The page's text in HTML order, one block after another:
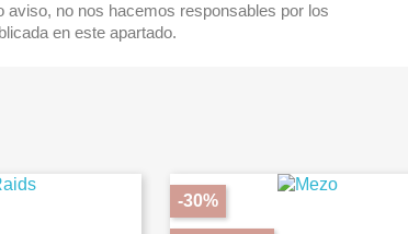
aviso, no nos hacemos responsables por los
en este apartado.
-30%